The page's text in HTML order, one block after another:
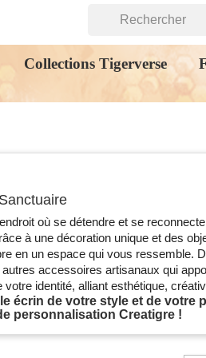
Collections Tigerverse
où se détendre et se
à une décoration unique et des
en un espace qui vous ressemble.
accessoires artisanaux qui
identité, alliant esthétique,
écrin de votre style et de votre
personnalisation Creatigre !